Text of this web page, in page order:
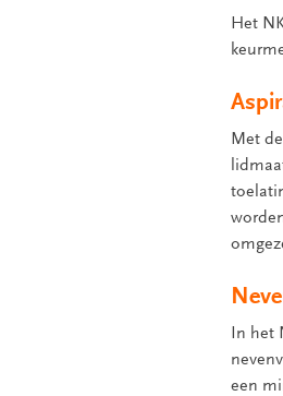
Het
Met
In het
een